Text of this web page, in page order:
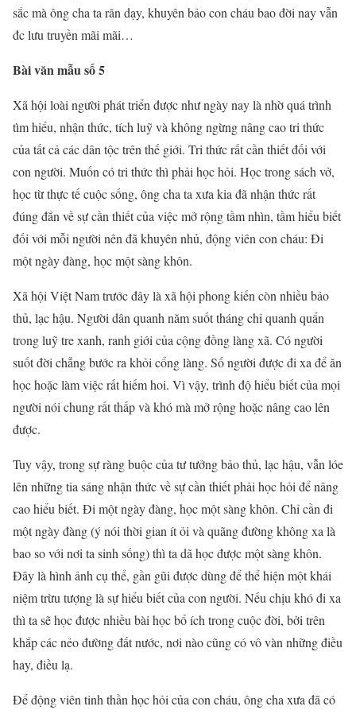
sắc mà ông cha ta răn dạy, khuyên bảo con cháu bao đời nay vẫn
đc lưu truyền mãi mãi…
Bài văn mẫu số 5
Xã hội loài người phát triển được như ngày nay là nhờ quá trình
tìm hiểu, nhận thức, tích luỹ và không ngừng nâng cao tri thức
của tất cả các dân tộc trên thế giới. Tri thức rất cần thiết đối với
con người. Muốn có tri thức thì phải học hỏi. Học trong sách vở,
học từ thực tế cuộc sống, ông cha ta xưa kia đã nhận thức rất
đúng đắn về sự cần thiết của việc mở rộng tầm nhìn, tầm hiểu biết
đối với mỗỉ người nên đã khuyên nhủ, động viên con cháu: Đi
một ngày đàng, học một sàng khôn.
Xã hội Việt Nam trước đây là xã hội phong kiến còn nhiều bảo
thủ, lạc hậu. Người dân quanh năm suốt tháng chỉ quanh quẩn
trong luỹ tre xanh, ranh giới của cộng đồng làng xã. Có người
suốt đời chẳng bước ra khỏi cổng làng. Số người được đi xa để ăn
học hoặc làm việc rất hiếm hoi. Vì vậy, trình độ hiểu biết của mọi
người nói chung rất thấp và khó mà mở rộng hoặc nâng cao lên
được.
Tuy vậy, trong sự ràng buộc của tư tưởng bảo thủ, lạc hậu, vẫn lóe
lên những tia sáng nhận thức về sự cần thiết phải học hỏi để nâng
cao hiểu biết. Đi một ngày đàng, học một sàng khôn. Chỉ cần đi
một ngày đàng (ý nói thời gian ít ỏi và quãng đường không xa là
bao so với nơi ta sinh sống) thì ta dã học được một sàng khôn.
Đây là hình ảnh cụ thể, gần gũi được dùng để thể hiện một khái
niệm trừu tượng là sự hiểu biết của con người. Nếu chịu khó đi xa
thì ta sẽ học được nhiều bài học bổ ích trong cuộc đời, bởi trên
khắp các nẻo đường đất nước, nơi nào cũng có vô vàn những điều
hay, điều lạ.
Để động viên tinh thần học hỏi của con cháu, ông cha xưa đã có